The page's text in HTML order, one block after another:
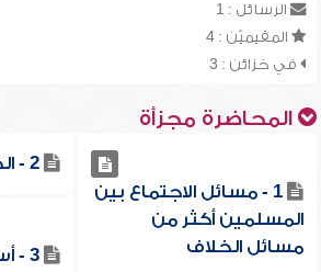
الرسائل : 1
المقيميّن : 4
في خزائن : 3
المحاضرة مجزأة
1 - مسائل الاجتماع بين
المسلمين أكثر من
مسائل الخلاف
2 - الخلاف العلمي
3 -